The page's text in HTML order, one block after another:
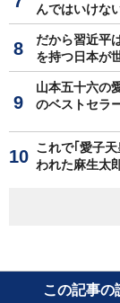
んではいけな
だから習近平
を持つ日本が
山本五十六の
のベストセラ
これで｢愛子
われた麻生太
この記事の